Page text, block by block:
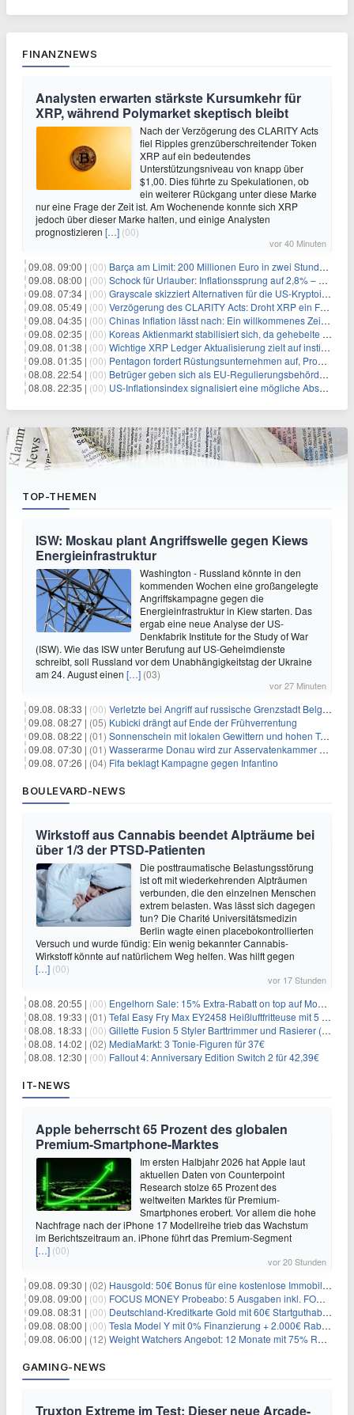
FINANZNEWS
Analysten erwarten stärkste Kursumkehr für
XRP, während Polymarket skeptisch bleibt
Nach der Verzögerung des CLARITY Acts
fiel Ripples grenzüberschreitender Token
XRP auf ein bedeutendes
Unterstützungsniveau von knapp über
$1,00. Dies führte zu Spekulationen, ob
ein weiterer Rückgang unter diese Marke
nur eine Frage der Zeit ist. Am Wochenende konnte sich XRP
jedoch über dieser Marke halten, und einige Analysten
prognostizieren […] (00)
vor 40 Minuten
09.08. 09:00 | (00) Barça am Limit: 200 Millionen Euro in zwei Stunden – warum dieser Schuldentrip hochgefährlich wird
09.08. 08:00 | (00) Schock für Urlauber: Inflationssprung auf 2,8% – Diese Preise explodieren jetzt
09.08. 07:34 | (00) Grayscale skizziert Alternativen für die US-Kryptoindustrie ohne CLARITY Act
09.08. 05:49 | (00) Verzögerung des CLARITY Acts: Droht XRP ein Fall unter die $1-Marke?
09.08. 04:35 | (00) Chinas Inflation lässt nach: Ein willkommenes Zeichen für Investoren angesichts der Folgen des Öl-Schocks
09.08. 02:35 | (00) Koreas Aktienmarkt stabilisiert sich, da gehebelte Positionen abgebaut werden
09.08. 01:38 | (00) Wichtige XRP Ledger Aktualisierung zielt auf institutionelle Akzeptanz ab
09.08. 01:35 | (00) Pentagon fordert Rüstungsunternehmen auf, Produktion angesichts eskalierender globaler Spannungen zu steigern
08.08. 22:54 | (00) Betrüger geben sich als EU-Regulierungsbehörden aus, um Krypto-Nutzer nach MiCA-Deadline ins Visier zu nehmen
08.08. 22:35 | (00) US-Inflationsindex signalisiert eine mögliche Abschwächung der Inflationsdruck
TOP-THEMEN
ISW: Moskau plant Angriffswelle gegen Kiews
Energieinfrastruktur
Washington - Russland könnte in den
kommenden Wochen eine großangelegte
Angriffskampagne gegen die
Energieinfrastruktur in Kiew starten. Das
ergab eine neue Analyse der US-
Denkfabrik Institute for the Study of War
(ISW). Wie das ISW unter Berufung auf US-Geheimdienste
schreibt, soll Russland vor dem Unabhängigkeitstag der Ukraine
am 24. August einen […] (03)
vor 27 Minuten
09.08. 08:33 | (00) Verletzte bei Angriff auf russische Grenzstadt Belgorod
09.08. 08:27 | (05) Kubicki drängt auf Ende der Frühverrentung
09.08. 08:22 | (01) Sonnenschein mit lokalen Gewittern und hohen Temperaturen
09.08. 07:30 | (01) Wasserarme Donau wird zur Asservatenkammer der Geschichte
09.08. 07:26 | (04) Fifa beklagt Kampagne gegen Infantino
BOULEVARD-NEWS
Wirkstoff aus Cannabis beendet Alpträume bei
über 1/3 der PTSD-Patienten
Die posttraumatische Belastungsstörung
ist oft mit wiederkehrenden Alpträumen
verbunden, die den einzelnen Menschen
extrem belasten. Was lässt sich dagegen
tun? Die Charité Universitätsmedizin
Berlin wagte einen placebokontrollierten
Versuch und wurde fündig: Ein wenig bekannter Cannabis-
Wirkstoff könnte auf natürlichem Weg helfen. Was hilft gegen
[…] (00)
vor 17 Stunden
08.08. 20:55 | (00) Engelhorn Sale: 15% Extra-Rabatt on top auf Mode- und Sport-Artikel
08.08. 19:33 | (01) Tefal Easy Fry Max EY2458 Heißluftfritteuse mit 5 Litern für 64,99€
08.08. 18:33 | (00) Gillette Fusion 5 Styler Barttrimmer und Rasierer (All in One) für 16€
08.08. 14:02 | (02) MediaMarkt: 3 Tonie-Figuren für 37€
08.08. 12:30 | (00) Fallout 4: Anniversary Edition Switch 2 für 42,39€
IT-NEWS
Apple beherrscht 65 Prozent des globalen
Premium-Smartphone-Marktes
Im ersten Halbjahr 2026 hat Apple laut
aktuellen Daten von Counterpoint
Research stolze 65 Prozent des
weltweiten Marktes für Premium-
Smartphones erobert. Vor allem die hohe
Nachfrage nach der iPhone 17 Modellreihe trieb das Wachstum
im Berichtszeitraum an. iPhone führt das Premium-Segment
[…] (00)
vor 20 Stunden
09.08. 09:30 | (02) Hausgold: 50€ Bonus für eine kostenlose Immobilienbewertung
09.08. 09:00 | (00) FOCUS MONEY Probeabo: 5 Ausgaben inkl. FOCUS+ Zugang für 5€
09.08. 08:31 | (00) Deutschland-Kreditkarte Gold mit 60€ Startguthaben (45€ Gewinn)
09.08. 08:00 | (00) Tesla Model Y mit 0% Finanzierung + 2.000€ Rabatt für 38.970€
09.08. 06:00 | (12) Weight Watchers Angebot: 12 Monate mit 75% Rabatt ab 6,25€/Monat
GAMING-NEWS
Truxton Extreme im Test: Dieser neue Arcade-